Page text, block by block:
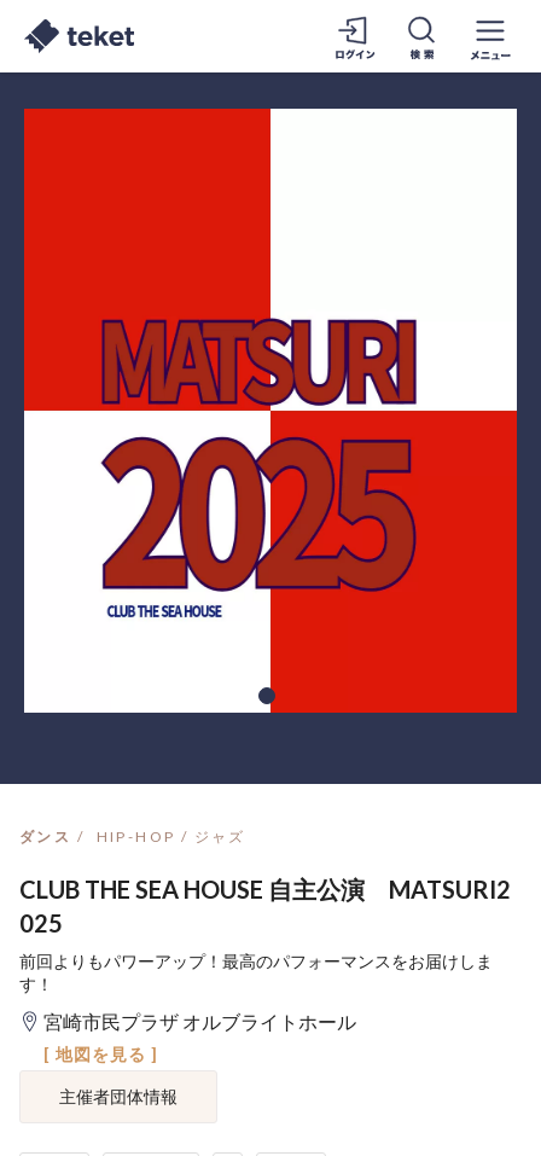
ダンス HIP-HOP / ジャズ
CLUB THE SEA HOUSE 自主公演 MATSURI2
025
前回よりもパワーアップ！最高のパフォーマンスをお届けしま
す！
宮崎市民プラザ オルブライトホール
[ 地図を見る ]
主催者団体情報